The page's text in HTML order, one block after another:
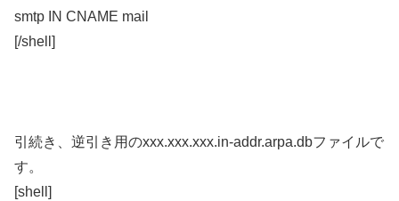
smtp IN CNAME mail
[/shell]
引続き、逆引き用のxxx.xxx.xxx.in-addr.arpa.dbファイルで
す。
[shell]